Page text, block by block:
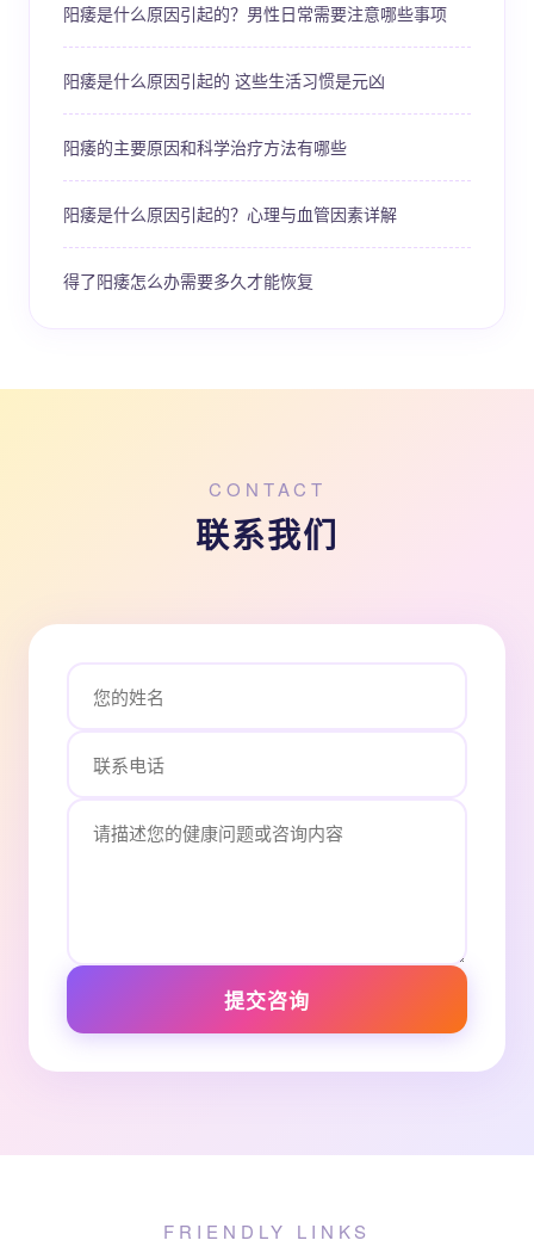
阳痿是什么原因引起的？男性日常需要注意哪些事项
阳痿是什么原因引起的 这些生活习惯是元凶
阳痿的主要原因和科学治疗方法有哪些
阳痿是什么原因引起的？心理与血管因素详解
得了阳痿怎么办需要多久才能恢复
CONTACT
联系我们
提交咨询
FRIENDLY LINKS